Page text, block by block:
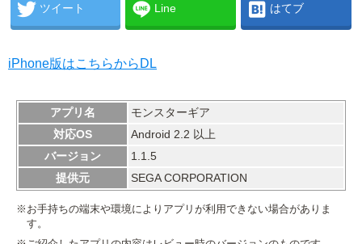
ツイート Line はてブ
iPhone版はこちらからDL
アプリ名
モンスターギア
対応OS
Android 2.2 以上
バージョン
1.1.5
提供元
SEGA CORPORATION
※お手持ちの端末や環境によりアプリが利用できない場合がありま
す。